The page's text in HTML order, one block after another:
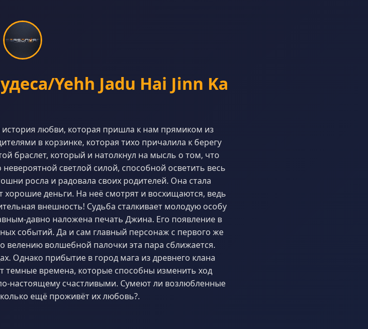
Yehh Jadu Hai Jinn Ka
любви, которая пришла к нам прямиком из
в корзинке, которая тихо причалила к берегу
браслет, который и натолкнул на мысль о том, что
светлой силой, способной осветить весь
росла и радовала своих родителей. Она стала
деньги. На неё смотрят и восхищаются, ведь
внешность! Судьба сталкивает молодую особу
давно наложена печать Джина. Его появление в
событий. Да и сам главный персонаж с первого же
велению волшебной палочки эта пара сближается.
Однако прибытие в город мага из древнего клана
темные времена, которые способны изменить ход
настоящему счастливыми. Сумеют ли возлюбленные
ещё проживёт их любовь?.